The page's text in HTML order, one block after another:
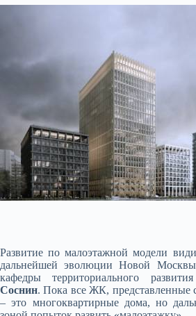
Развитие по малоэтажной модели
дальнейшей эволюции Новой
кафедры территориального
Соснин. Пока все ЖК, представленные
– это многоквартирные дома, но